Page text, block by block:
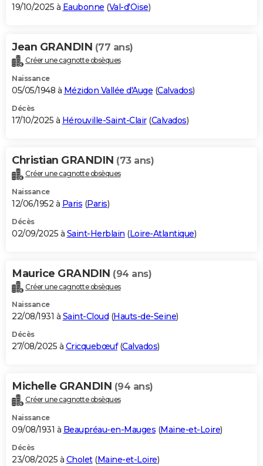
19/10/2025 à Eaubonne (Val-d'Oise)
Jean GRANDIN (77 ans)
Créer une cagnotte obsèques
Naissance
05/05/1948 à Mézidon Vallée d'Auge (Calvados)
Décès
17/10/2025 à Hérouville-Saint-Clair(Calvados)
Christian GRANDIN (73 ans)
Créer une cagnotte obsèques
Naissance
12/06/1952 à Paris (Paris)
Décès
02/09/2025 à Saint-Herblain (Loire-Atlantique)
Maurice GRANDIN (94 ans)
Créer une cagnotte obsèques
Naissance
22/08/1931 à Saint-Cloud (Hauts-de-Seine)
Décès
27/08/2025 à Cricquebœuf(Calvados)
Michelle GRANDIN (94 ans)
Créer une cagnotte obsèques
Naissance
09/08/1931 à Beaupréau-en-Mauges (Maine-et-Loire)
Décès
23/08/2025 à Cholet(Maine-et-Loire)